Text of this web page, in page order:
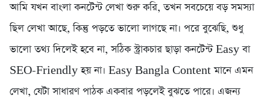
আমি যখন বাংলা কনটেন্ট লেখা শুরু করি, তখন সবচেয়ে বড় সমস্যা
ছিল লেখা আছে, কিন্তু পড়তে ভালো লাগছে না। পরে বুঝেছি, শুধু
ভালো তথ্য দিলেই হবে না, সঠিক স্ট্রাকচার ছাড়া কনটেন্ট Easy বা
SEO-Friendly হয় না। Easy Bangla Content মানে এমন
লেখা, যেটা সাধারণ পাঠক একবার পড়লেই বুঝতে পারে। এজন্য